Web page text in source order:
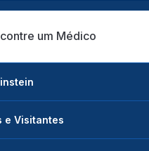
um Médico
e Visitantes